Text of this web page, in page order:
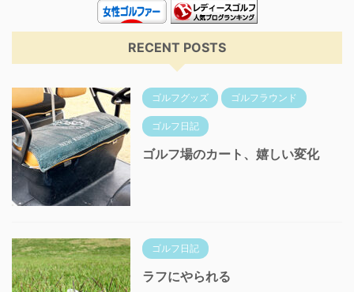
RECENT POSTS
ゴルフグッズ ゴルフラウンド
ゴルフ日記
ゴルフ場のカート、嬉しい変化
ゴルフ日記
ラフにやられる